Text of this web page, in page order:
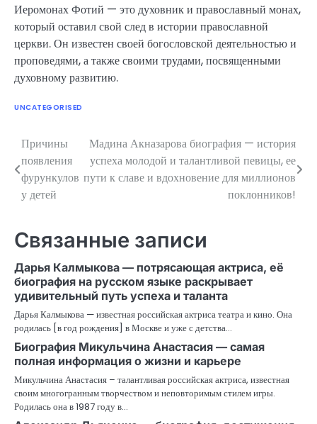
Иеромонах Фотий — это духовник и православный монах,
который оставил свой след в истории православной
церкви. Он известен своей богословской деятельностью и
проповедями, а также своими трудами, посвященными
духовному развитию.
UNCATEGORISED
Навигация
по
записям
Причины
появления
фурункулов
у детей
Мадина Акназарова биография — история
успеха молодой и талантливой певицы, ее
пути к славе и вдохновение для миллионов
поклонников!
Связанные записи
Дарья Калмыкова — потрясающая актриса, её
биография на русском языке раскрывает
удивительный путь успеха и таланта
Дарья Калмыкова — известная российская актриса театра и кино. Она
родилась [в год рождения] в Москве и уже с детства…
Биография Микульчина Анастасия — самая
полная информация о жизни и карьере
Микульчина Анастасия – талантливая российская актриса, известная
своим многогранным творчеством и неповторимым стилем игры.
Родилась она в 1987 году в…